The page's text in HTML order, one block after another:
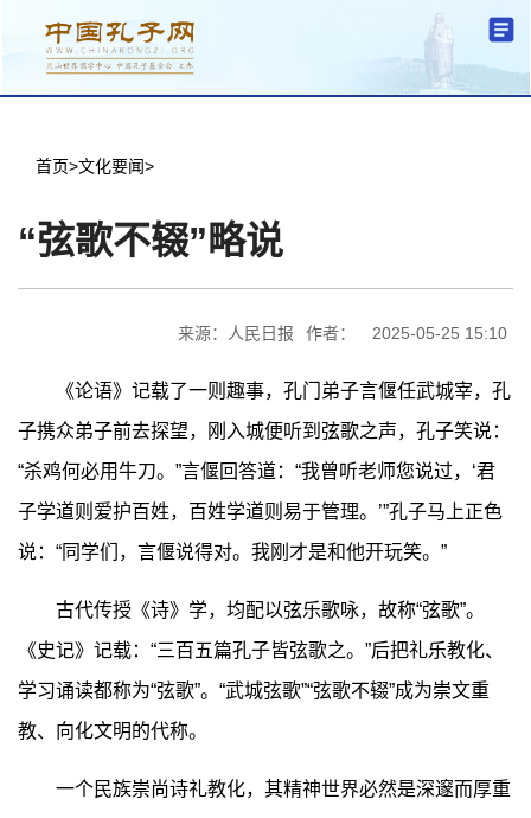
首页>文化要闻>
“弦歌不辍”略说
来源：人民日报 作者： 2025-05-25 15:10
《论语》记载了一则趣事，孔门弟子言偃任武城宰，孔
子携众弟子前去探望，刚入城便听到弦歌之声，孔子笑说：
“杀鸡何必用牛刀。”言偃回答道：“我曾听老师您说过，‘君
子学道则爱护百姓，百姓学道则易于管理。’”孔子马上正色
说：“同学们，言偃说得对。我刚才是和他开玩笑。”
古代传授《诗》学，均配以弦乐歌咏，故称“弦歌”。
《史记》记载：“三百五篇孔子皆弦歌之。”后把礼乐教化、
学习诵读都称为“弦歌”。“武城弦歌”“弦歌不辍”成为崇文重
教、向化文明的代称。
一个民族崇尚诗礼教化，其精神世界必然是深邃而厚重